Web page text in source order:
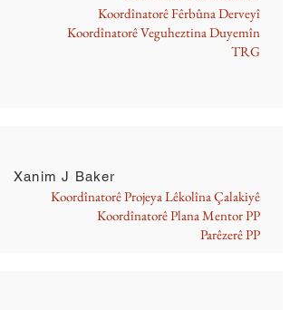
Koordînatorê Fêrbûna Derveyî
Koordînatorê Veguheztina Duyemîn
TRG
Xanim J Baker
Koordînatorê Projeya Lêkolîna Çalakiyê
Koordînatorê Plana Mentor PP
Parêzerê PP